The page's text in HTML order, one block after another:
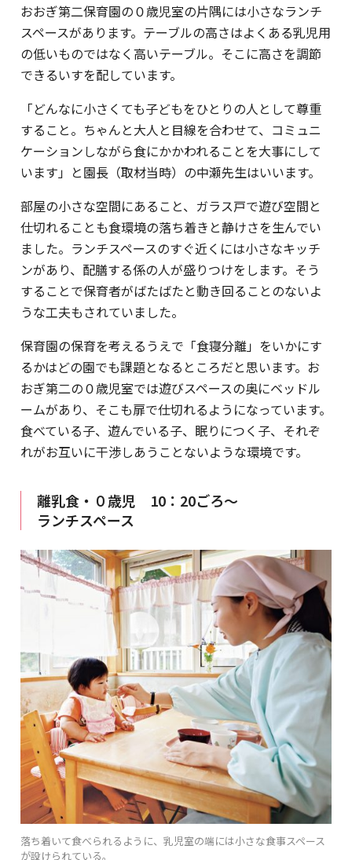
おおぎ第二保育園の０歳児室の片隅には小さなランチ
スペースがあります。テーブルの高さはよくある乳児用
の低いものではなく高いテーブル。そこに高さを調節
できるいすを配しています。
「どんなに小さくても子どもをひとりの人として尊重
すること。ちゃんと大人と目線を合わせて、コミュニ
ケーションしながら食にかかわれることを大事にして
います」と園長（取材当時）の中瀬先生はいいます。
部屋の小さな空間にあること、ガラス戸で遊び空間と
仕切れることも食環境の落ち着きと静けさを生んでい
ました。ランチスペースのすぐ近くには小さなキッチ
ンがあり、配膳する係の人が盛りつけをします。そう
することで保育者がばたばたと動き回ることのないよ
うな工夫もされていました。
保育園の保育を考えるうえで「食寝分離」をいかにす
るかはどの園でも課題となるところだと思います。お
おぎ第二の０歳児室では遊びスペースの奥にベッドル
ームがあり、そこも扉で仕切れるようになっています。
食べている子、遊んでいる子、眠りにつく子、それぞ
れがお互いに干渉しあうことないような環境です。
離乳食・０歳児 10：20ごろ～
ランチスペース
落ち着いて食べられるように、乳児室の端には小さな食事スペース
が設けられている。